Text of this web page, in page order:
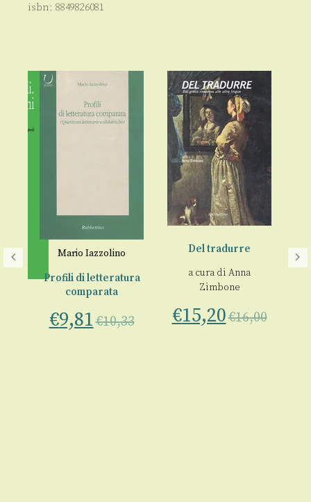
isbn: 8849826081
Mario Iazzolino
Profili di letteratura
comparata
€9,81€10,33
Del tradurre
a cura di Anna
Zimbone
€15,20€16,00